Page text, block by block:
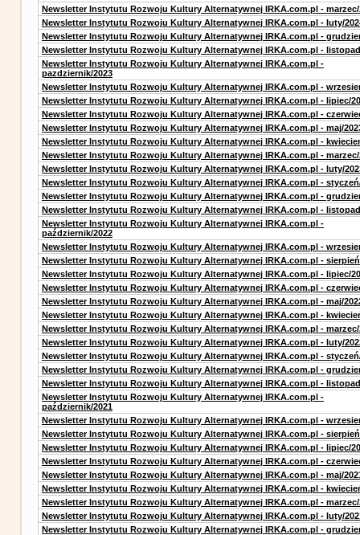
Newsletter Instytutu Rozwoju Kultury Alternatywnej IRKA.com.pl - marzec/
Newsletter Instytutu Rozwoju Kultury Alternatywnej IRKA.com.pl - luty/
Newsletter Instytutu Rozwoju Kultury Alternatywnej IRKA.com.pl -
Newsletter Instytutu Rozwoju Kultury Alternatywnej IRKA.com.pl -
Newsletter Instytutu Rozwoju Kultury Alternatywnej IRKA.com.pl -
pazdziernik/2023
Newsletter Instytutu Rozwoju Kultury Alternatywnej IRKA.com.pl -
Newsletter Instytutu Rozwoju Kultury Alternatywnej IRKA.com.pl - lipiec/
Newsletter Instytutu Rozwoju Kultury Alternatywnej IRKA.com.pl -
Newsletter Instytutu Rozwoju Kultury Alternatywnej IRKA.com.pl - maj/
Newsletter Instytutu Rozwoju Kultury Alternatywnej IRKA.com.pl -
Newsletter Instytutu Rozwoju Kultury Alternatywnej IRKA.com.pl - marzec/
Newsletter Instytutu Rozwoju Kultury Alternatywnej IRKA.com.pl - luty/
Newsletter Instytutu Rozwoju Kultury Alternatywnej IRKA.com.pl -
Newsletter Instytutu Rozwoju Kultury Alternatywnej IRKA.com.pl -
Newsletter Instytutu Rozwoju Kultury Alternatywnej IRKA.com.pl -
Newsletter Instytutu Rozwoju Kultury Alternatywnej IRKA.com.pl -
październik/2022
Newsletter Instytutu Rozwoju Kultury Alternatywnej IRKA.com.pl -
Newsletter Instytutu Rozwoju Kultury Alternatywnej IRKA.com.pl -
Newsletter Instytutu Rozwoju Kultury Alternatywnej IRKA.com.pl - lipiec/
Newsletter Instytutu Rozwoju Kultury Alternatywnej IRKA.com.pl -
Newsletter Instytutu Rozwoju Kultury Alternatywnej IRKA.com.pl - maj/
Newsletter Instytutu Rozwoju Kultury Alternatywnej IRKA.com.pl -
Newsletter Instytutu Rozwoju Kultury Alternatywnej IRKA.com.pl - marzec/
Newsletter Instytutu Rozwoju Kultury Alternatywnej IRKA.com.pl - luty/
Newsletter Instytutu Rozwoju Kultury Alternatywnej IRKA.com.pl -
Newsletter Instytutu Rozwoju Kultury Alternatywnej IRKA.com.pl -
Newsletter Instytutu Rozwoju Kultury Alternatywnej IRKA.com.pl -
Newsletter Instytutu Rozwoju Kultury Alternatywnej IRKA.com.pl -
październik/2021
Newsletter Instytutu Rozwoju Kultury Alternatywnej IRKA.com.pl -
Newsletter Instytutu Rozwoju Kultury Alternatywnej IRKA.com.pl -
Newsletter Instytutu Rozwoju Kultury Alternatywnej IRKA.com.pl - lipiec/
Newsletter Instytutu Rozwoju Kultury Alternatywnej IRKA.com.pl -
Newsletter Instytutu Rozwoju Kultury Alternatywnej IRKA.com.pl - maj/
Newsletter Instytutu Rozwoju Kultury Alternatywnej IRKA.com.pl -
Newsletter Instytutu Rozwoju Kultury Alternatywnej IRKA.com.pl - marzec/
Newsletter Instytutu Rozwoju Kultury Alternatywnej IRKA.com.pl - luty/
Newsletter Instytutu Rozwoju Kultury Alternatywnej IRKA.com.pl -